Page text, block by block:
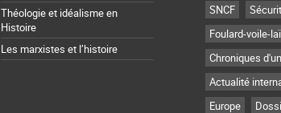
Théologie et idéalisme en
Histoire
Les marxistes et l’histoire
SNCF
Foulard-voile-
Chroniques
Actualité
Europe